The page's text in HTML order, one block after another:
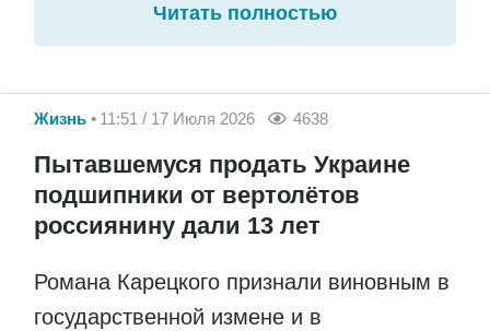
Читать полностью
Жизнь 11:51 / 17 Июля 2026 4638
Пытавшемуся продать Украине
подшипники от вертолётов
россиянину дали 13 лет
Романа Карецкого признали виновным в
государственной измене и в